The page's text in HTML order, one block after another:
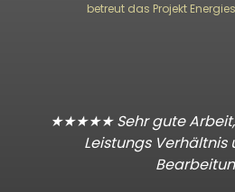
betreut das Projekt
★★★★★ Sehr gute
Leistungs Verhältnis